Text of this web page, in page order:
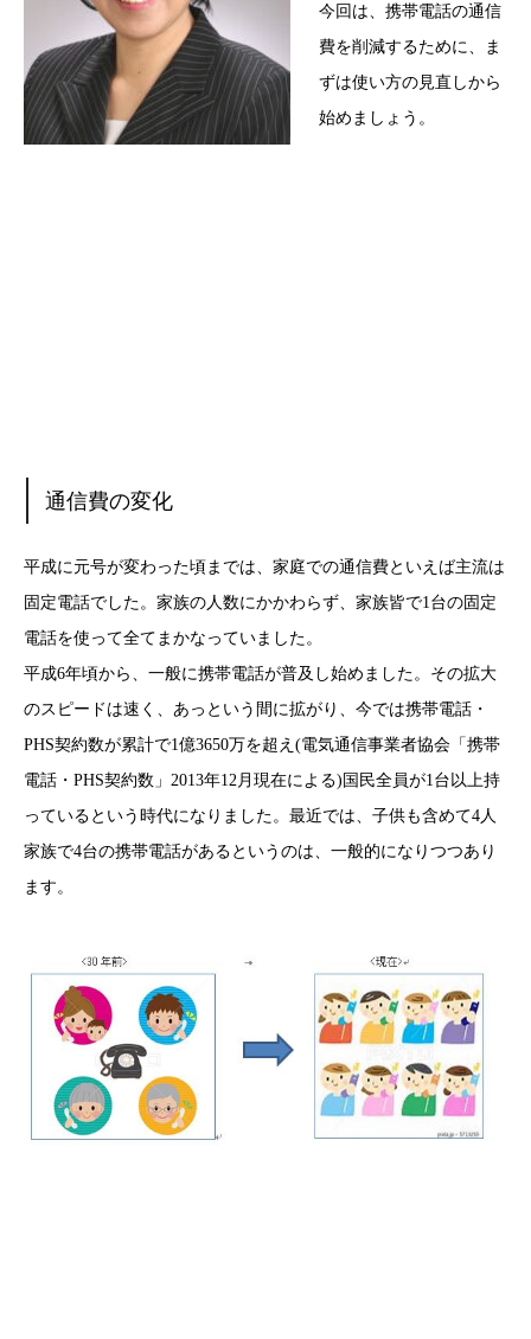
今回は、携帯電話の通信
費を削減するために、ま
ずは使い方の見直しから
始めましょう。
通信費の変化
平成に元号が変わった頃までは、家庭での通信費といえば主流は
固定電話でした。家族の人数にかかわらず、家族皆で1台の固定
電話を使って全てまかなっていました。
平成6年頃から、一般に携帯電話が普及し始めました。その拡大
のスピードは速く、あっという間に拡がり、今では携帯電話・
PHS契約数が累計で1億3650万を超え(電気通信事業者協会「携帯
電話・PHS契約数」2013年12月現在による)国民全員が1台以上持
っているという時代になりました。最近では、子供も含めて4人
家族で4台の携帯電話があるというのは、一般的になりつつあり
ます。